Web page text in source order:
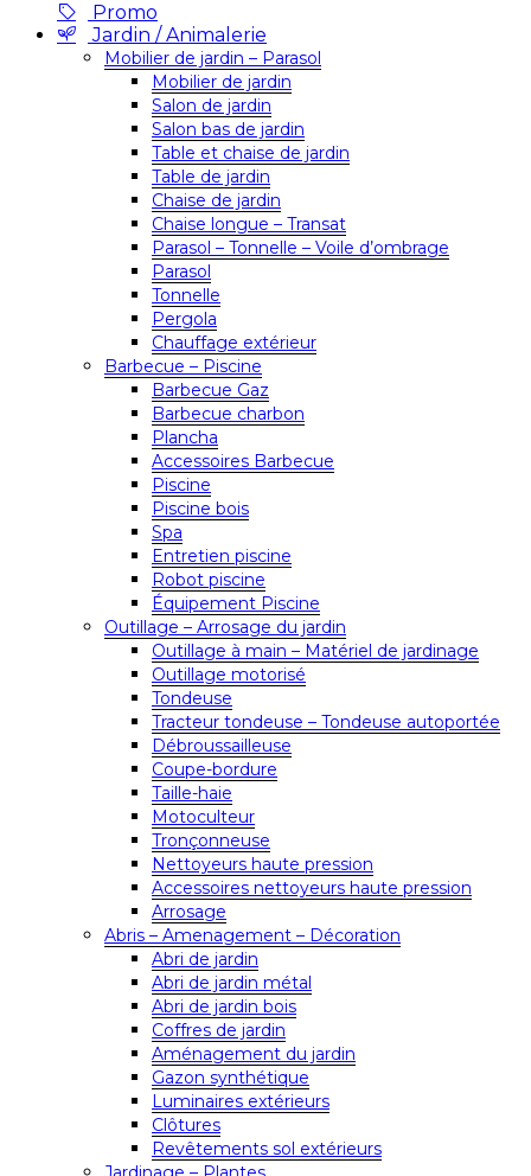
Promo
Jardin / Animalerie
Mobilier de jardin – Parasol
Mobilier de jardin
Salon de jardin
Salon bas de jardin
Table et chaise de jardin
Table de jardin
Chaise de jardin
Chaise longue – Transat
Parasol – Tonnelle – Voile d’ombrage
Parasol
Tonnelle
Pergola
Chauffage extérieur
Barbecue – Piscine
Barbecue Gaz
Barbecue charbon
Plancha
Accessoires Barbecue
Piscine
Piscine bois
Spa
Entretien piscine
Robot piscine
Équipement Piscine
Outillage – Arrosage du jardin
Outillage à main – Matériel de jardinage
Outillage motorisé
Tondeuse
Tracteur tondeuse – Tondeuse autoportée
Débroussailleuse
Coupe-bordure
Taille-haie
Motoculteur
Tronçonneuse
Nettoyeurs haute pression
Accessoires nettoyeurs haute pression
Arrosage
Abris – Amenagement – Décoration
Abri de jardin
Abri de jardin métal
Abri de jardin bois
Coffres de jardin
Aménagement du jardin
Gazon synthétique
Luminaires extérieurs
Clôtures
Revêtements sol extérieurs